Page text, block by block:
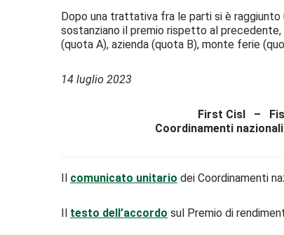
Dopo una trattativa fra le parti si è
sostanziano il premio rispetto al
(quota A), azienda (quota B), monte ferie
14 luglio 2023
First Cisl –
Coordinamenti
Il comunicato unitario dei Coordinamenti
Il testo dell’accordo sul Premio di